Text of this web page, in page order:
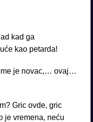
kad ga
kao petarda!
je novac,… ovaj…
Gric ovde, gric
je vremena, neću